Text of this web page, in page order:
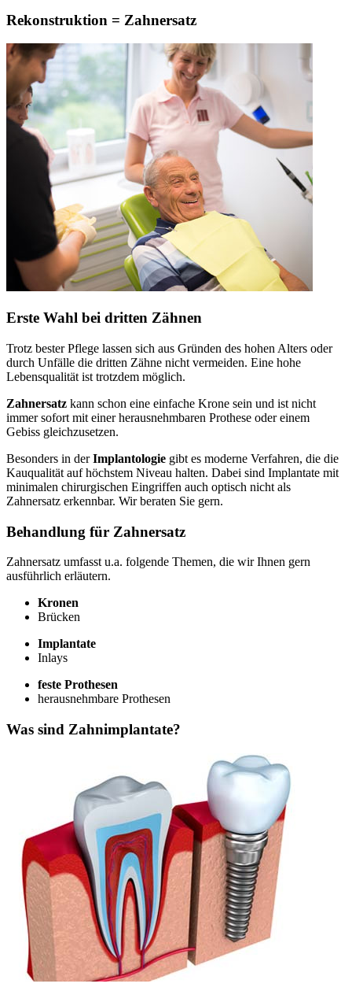
Rekonstruktion = Zahnersatz
Erste Wahl bei dritten Zähnen
Trotz bester Pflege lassen sich aus Gründen des hohen Alters oder
durch Unfälle die dritten Zähne nicht vermeiden. Eine hohe
Lebensqualität ist trotzdem möglich.
Zahnersatz kann schon eine einfache Krone sein und ist nicht
immer sofort mit einer herausnehmbaren Prothese oder einem
Gebiss gleichzusetzen.
Besonders in derImplantologie gibt es moderne Verfahren, die die
Kauqualität auf höchstem Niveau halten. Dabei sind Implantate mit
minimalen chirurgischen Eingriffen auch optisch nicht als
Zahnersatz erkennbar. Wir beraten Sie gern.
Behandlung für Zahnersatz
Zahnersatz umfasst u.a. folgende Themen, die wir Ihnen gern
ausführlich erläutern.
Kronen
Brücken
Implantate
Inlays
feste Prothesen
herausnehmbare Prothesen
Was sind Zahnimplantate?